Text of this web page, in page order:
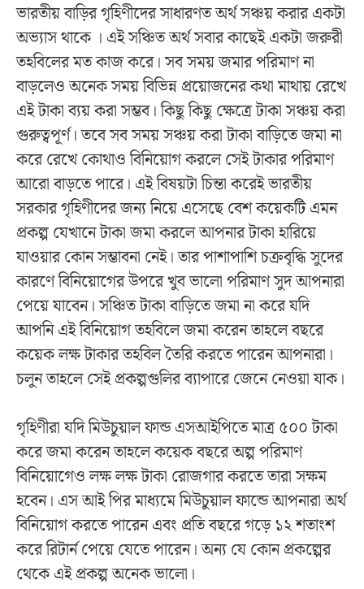
ভারতীয় বাড়ির গৃহিণীদের সাধারণত অর্থ সঞ্চয় করার একটা
অভ্যাস থাকে । এই সঞ্চিত অর্থ সবার কাছেই একটা জরুরী
তহবিলের মত কাজ করে। সব সময় জমার পরিমাণ না
বাড়লেও অনেক সময় বিভিন্ন প্রয়োজনের কথা মাথায় রেখে
এই টাকা ব্যয় করা সম্ভব। কিছু কিছু ক্ষেত্রে টাকা সঞ্চয় করা
গুরুত্বপূর্ণ। তবে সব সময় সঞ্চয় করা টাকা বাড়িতে জমা না
করে রেখে কোথাও বিনিয়োগ করলে সেই টাকার পরিমাণ
আরো বাড়তে পারে। এই বিষয়টা চিন্তা করেই ভারতীয়
সরকার গৃহিণীদের জন্য নিয়ে এসেছে বেশ কয়েকটি এমন
প্রকল্প যেখানে টাকা জমা করলে আপনার টাকা হারিয়ে
যাওয়ার কোন সম্ভাবনা নেই। তার পাশাপাশি চক্রবৃদ্ধি সুদের
কারণে বিনিয়োগের উপরে খুব ভালো পরিমাণ সুদ আপনারা
পেয়ে যাবেন। সঞ্চিত টাকা বাড়িতে জমা না করে যদি
আপনি এই বিনিয়োগ তহবিলে জমা করেন তাহলে বছরে
কয়েক লক্ষ টাকার তহবিল তৈরি করতে পারেন আপনারা।
চলুন তাহলে সেই প্রকল্পগুলির ব্যাপারে জেনে নেওয়া যাক।
গৃহিণীরা যদি মিউচুয়াল ফান্ড এসআইপিতে মাত্র ৫০০ টাকা
করে জমা করেন তাহলে কয়েক বছরে অল্প পরিমাণ
বিনিয়োগেও লক্ষ লক্ষ টাকা রোজগার করতে তারা সক্ষম
হবেন। এস আই পির মাধ্যমে মিউচুয়াল ফান্ডে আপনারা অর্থ
বিনিয়োগ করতে পারেন এবং প্রতি বছরে গড়ে ১২ শতাংশ
করে রিটার্ন পেয়ে যেতে পারেন। অন্য যে কোন প্রকল্পের
থেকে এই প্রকল্প অনেক ভালো।